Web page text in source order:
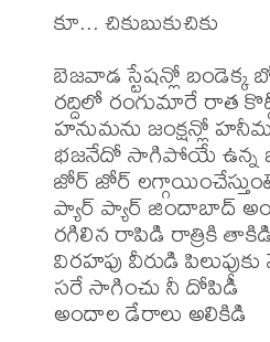
కూ... చికుబుకుచికు
బెజవాడ స్టేషన్లో బండెక్క
రద్దిలో రంగుమారే రాత
హనుమను జంక్షన్లో
భజనేదో సాగిపోయే
జోర్ జోర్
ప్యార్ ప్యార్ జిందాబాద్
రగిలిన రాపిడి రాత్రికి తాకిడి
విరహపు వీరుడి
సరే సాగించు నీ దోపిడీ
అందాల డేరాలు అలికిడి